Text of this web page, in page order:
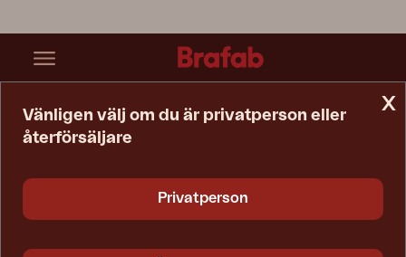
x
Vänligen välj om du är privatperson eller
återförsäljare
Privatperson